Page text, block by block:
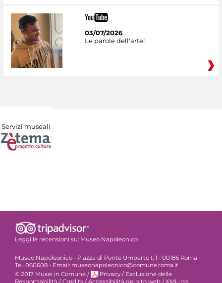
03/07/2026
Le parole dell'arte!
Servizi museali
Leggi le recensioni su: Museo Napoleonico
Museo Napoleonico - Piazza di Ponte Umberto I, 1 - 00186 Roma -
Tel. 060608 - Email: museonapoleonico@comune.roma.it
© 2017 Musei in Comune / Privacy / Esclusione delle
Responsabilità /Credits /Accessibilità del sito web /XML-rss